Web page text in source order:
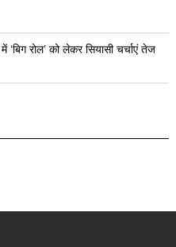
रोल’ को लेकर सियासी चर्चाएं तेज